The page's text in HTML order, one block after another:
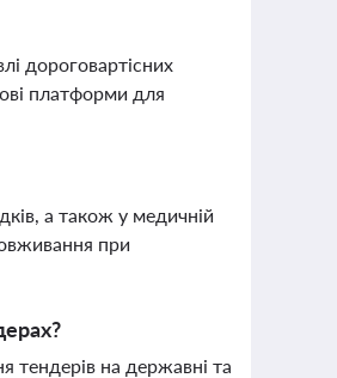
дороговартісних
платформи для
а також у медичній
при
тендерів на державні та